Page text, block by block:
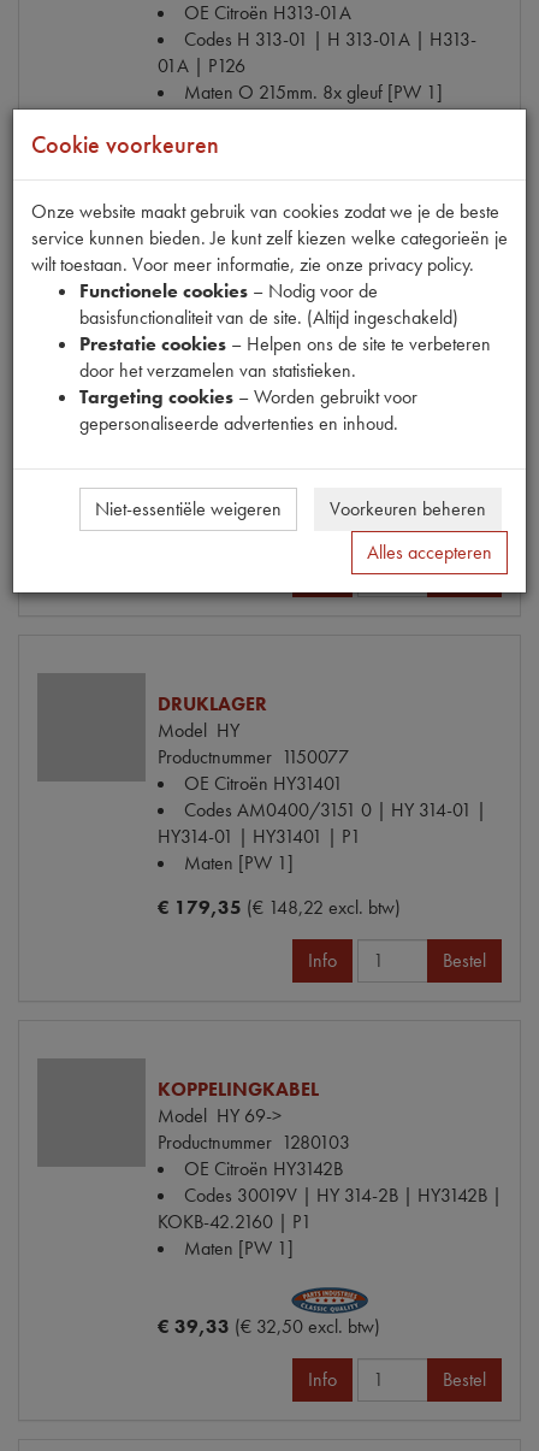
OE Citroën H313-01A
Codes H 313-01 | H 313-01A | H313-
01A | P126
Maten O 215mm. 8x gleuf [PW 1]
€ 84,10
Info Bestel
KOPPELINGSPLAAT
ModelHY 10/68-
Productnummer 1150076
OE CitroënHY313-01B
Codes0685_0207ST | HY 313-01B | HY
MatenO 215x4x3.2mm [PW 1]
€ 78,59(€ 64,95 excl. btw)
Bestel
DRUKLAGER
Model HY
Productnummer 1150077
OE Citroën HY31401
Codes AM0400/3151 0 | HY 314-01 |
HY314-01 | HY31401 | P1
Maten [PW 1]
€ 179,35 (€ 148,22 excl. btw)
Info Bestel
KOPPELINGKABEL
Model HY 69->
Productnummer 1280103
OE Citroën HY3142B
Codes 30019V | HY 314-2B | HY3142B |
KOKB-42.2160 | P1
Maten [PW 1]
€ 39,33 (€ 32,50 excl. btw)
Info Bestel
Cookie voorkeuren
Onze website maakt gebruik van cookies zodat we je de beste
service kunnen bieden. Je kunt zelf kiezen welke categorieën je
wilt toestaan. Voor meer informatie, zie onze privacy policy.
Functionele cookies – Nodig voor de
basisfunctionaliteit van de site. (Altijd ingeschakeld)
Prestatie cookies – Helpen ons de site te verbeteren
door het verzamelen van statistieken.
Targeting cookies – Worden gebruikt voor
gepersonaliseerde advertenties en inhoud.
Niet-essentiële weigeren
Voorkeuren beheren
Alles accepteren